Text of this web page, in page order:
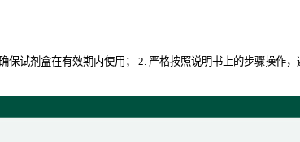
保试剂盒在有效期内使用； 2. 严格按照说明书上的步骤操作